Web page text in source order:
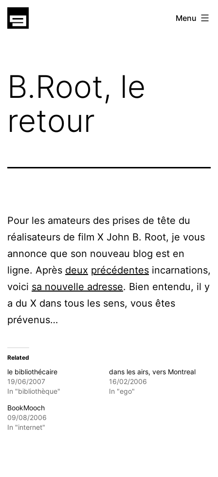
Skip
gatsu
Menu
B.Root, le
retour
Pour les amateurs des prises de tête du
réalisateurs de film X John B. Root, je vous
annonce que son nouveau blog est en
ligne. Après deux précédentes incarnations,
voici sa nouvelle adresse. Bien entendu, il y
a du X dans tous les sens, vous êtes
prévenus…
Related
le bibliothécaire
19/06/2007
In "bibliothèque"
dans les airs, vers Montreal
16/02/2006
In "ego"
BookMooch
09/08/2006
In "internet"